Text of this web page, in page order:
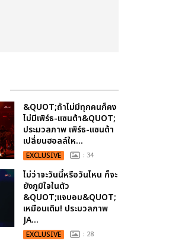
&QUOT;ถ้าไม่มีทุกคนก็คง
ไม่มีเพิร์ธ-แซนต้า&QUOT;
ประมวลภาพ เพิร์ธ-แซนต้า
เปลี่ยนฮอลล์ให...
EXCLUSIVE : 34
ไม่ว่าจะวันนี้หรือวันไหน ก็จะ
ยังภูมิใจในตัว
&QUOT;แจบอม&QUOT;
เหมือนเดิม! ประมวลภาพ
JA...
EXCLUSIVE : 28